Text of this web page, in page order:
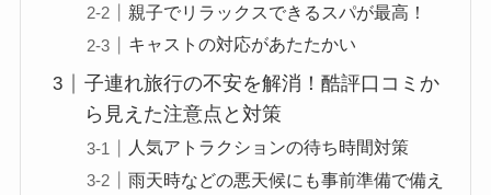
親子でリラックスできるスパが最高！
キャストの対応があたたかい
子連れ旅行の不安を解消！酷評口コミか
ら見えた注意点と対策
人気アトラクションの待ち時間対策
雨天時などの悪天候にも事前準備で備え